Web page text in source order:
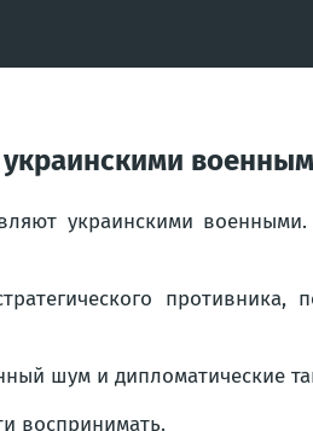
украинскими
противника,
шум и дипломатические
воспринимать.